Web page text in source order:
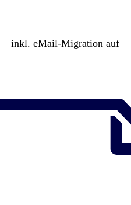
– inkl. eMail-Migration auf